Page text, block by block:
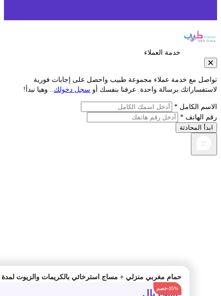
حمام مغربي منزلي + مساج استرخائي بالكريمات والزيوت لمدة
-15%
406 ريال
خدمة العملاء
مع خدمة عملاء مجموعة طبيب واحصل على إجابات فورية
برسالة واحدة. عرفنا بنفسك أوسجل دخولك.. وهيا نبدأ!
الكامل *
الهاتف *
المحادثة